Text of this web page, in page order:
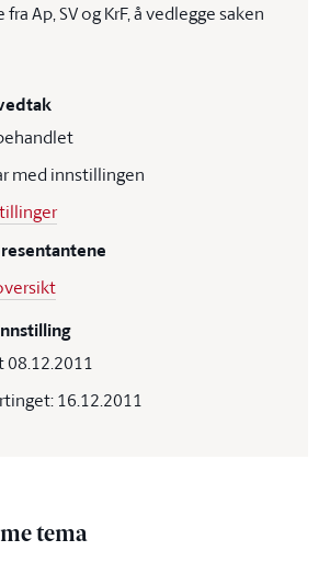
Ap, SV og KrF, å vedlegge saken
med innstillingen
08.12.2011
16.12.2011
tema